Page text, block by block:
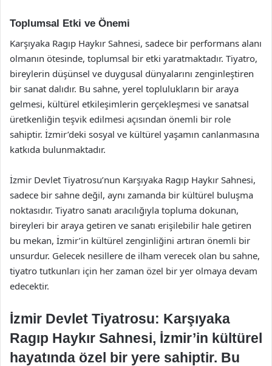
Toplumsal Etki ve Önemi
Karşıyaka Ragıp Haykır Sahnesi, sadece bir performans alanı
olmanın ötesinde, toplumsal bir etki yaratmaktadır. Tiyatro,
bireylerin düşünsel ve duygusal dünyalarını zenginleştiren
bir sanat dalıdır. Bu sahne, yerel toplulukların bir araya
gelmesi, kültürel etkileşimlerin gerçekleşmesi ve sanatsal
üretkenliğin teşvik edilmesi açısından önemli bir role
sahiptir. İzmir’deki sosyal ve kültürel yaşamın canlanmasına
katkıda bulunmaktadır.
İzmir Devlet Tiyatrosu’nun Karşıyaka Ragıp Haykır Sahnesi,
sadece bir sahne değil, aynı zamanda bir kültürel buluşma
noktasıdır. Tiyatro sanatı aracılığıyla topluma dokunan,
bireyleri bir araya getiren ve sanatı erişilebilir hale getiren
bu mekan, İzmir’in kültürel zenginliğini artıran önemli bir
unsurdur. Gelecek nesillere de ilham verecek olan bu sahne,
tiyatro tutkunları için her zaman özel bir yer olmaya devam
edecektir.
İzmir Devlet Tiyatrosu: Karşıyaka
Ragıp Haykır Sahnesi, İzmir’in kültürel
hayatında özel bir yere sahiptir. Bu